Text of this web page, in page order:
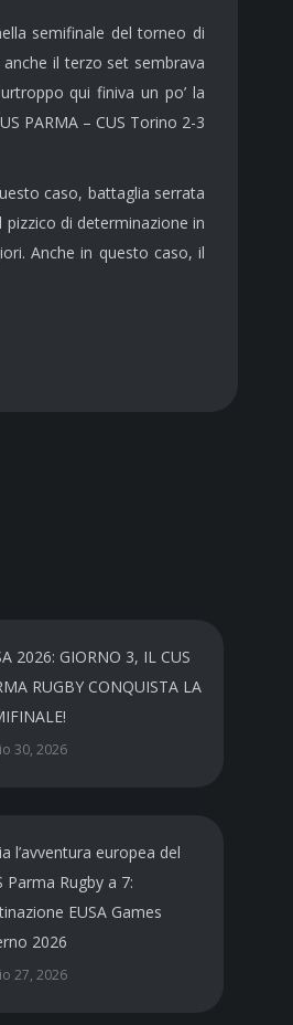
semifinale del torneo di
il terzo set sembrava
qui finiva un po’ la
PARMA – CUS Torino 2-3
caso, battaglia serrata
di determinazione in
Anche in questo caso, il
2026: GIORNO 3, IL CUS
RUGBY CONQUISTA LA
30, 2026
l’avventura europea del
Parma Rugby a 7:
EUSA Games
2026
27, 2026